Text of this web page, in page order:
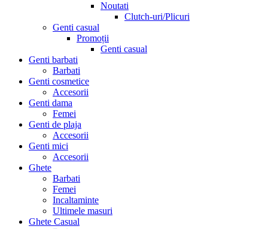
Noutati
Clutch-uri/Plicuri
Genti casual
Promoții
Genti casual
Genti barbati
Barbati
Genti cosmetice
Accesorii
Genti dama
Femei
Genti de plaja
Accesorii
Genti mici
Accesorii
Ghete
Barbati
Femei
Incaltaminte
Ultimele masuri
Ghete Casual